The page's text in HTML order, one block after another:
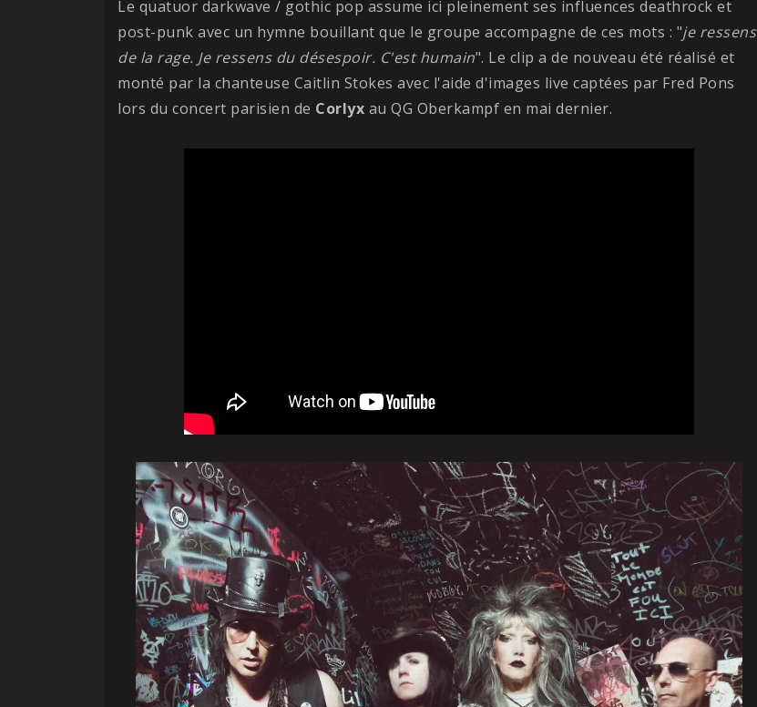
Le quatuor darkwave / gothic pop assume ici pleinement ses influences deathrock et
post-punk avec un hymne bouillant que le groupe accompagne de ces mots : "je ressens
de la rage. Je ressens du désespoir. C'est humain". Le clip a de nouveau été réalisé et
monté par la chanteuse Caitlin Stokes avec l'aide d'images live captées par Fred Pons
lors du concert parisien de Corlyx au QG Oberkampf en mai dernier.